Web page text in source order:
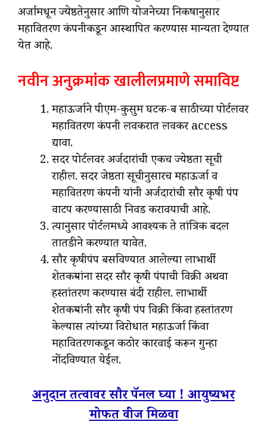
अर्जामधून ज्येष्ठतेनुसार आणि योजनेच्या निकषानुसार
महावितरण कंपनीकडून आस्थापित करण्यास मान्यता देण्यात
येत आहे.
नवीन अनुक्रमांक खालीलप्रमाणे समाविष्ट
महाऊर्जाने पीएम-कुसुम घटक-ब साठीच्या पोर्टलवर
महावितरण कंपनी लवकरात लवकर access
द्यावा.
सदर पोर्टलवर अर्जदारांची एकच ज्येष्ठता सूची
राहील. सदर जेष्ठता सूचीनुसारच महाऊर्जा व
महावितरण कंपनी यांनी अर्जदारांची सौर कृषी पंप
वाटप करण्यासाठी निवड करावयाची आहे.
त्यानुसार पोर्टलमध्ये आवश्यक ते तांत्रिक बदल
तातडीने करण्यात यावेत.
सौर कृषीपंप बसविण्यात आलेल्या लाभार्थी
शेतकऱ्यांना सदर सौर कृषी पंपाची विक्री अथवा
हस्तांतरण करण्यास बंदी राहील. लाभार्थी
शेतकऱ्यांनी सौर कृषी पंप विक्री किंवा हस्तांतरण
केल्यास त्यांच्या विरोधात महाऊर्जा किंवा
महावितरणकडून कठोर कारवाई करून गुन्हा
नोंदविण्यात येईल.
अनुदान तत्वावर सौर पॅनल घ्या ! आयुष्यभर
मोफत वीज मिळवा